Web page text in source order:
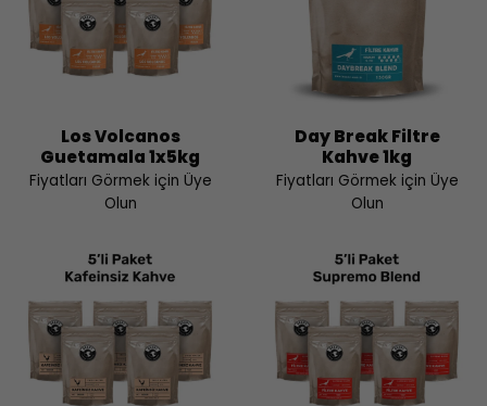
Los Volcanos
Guetamala 1x5kg
Fiyatları Görmek için Üye
Olun
Day Break Filtre
Kahve 1kg
Fiyatları Görmek için Üye
Olun